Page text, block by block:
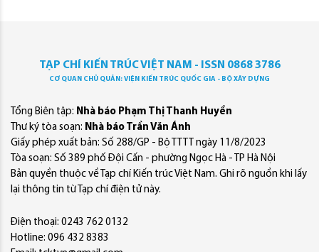
TẠP CHÍ KIẾN TRÚC VIỆT NAM - ISSN 0868 3786
CƠ QUAN CHỦ QUẢN: VIỆN KIẾN TRÚC QUỐC GIA - BỘ XÂY DỰNG
Tổng Biên tập: Nhà báo Phạm Thị Thanh Huyền
Thư ký tòa soạn: Nhà báo Trần Văn Ánh
Giấy phép xuất bản: Số 288/GP - Bộ TTTT ngày 11/8/2023
Tòa soạn: Số 389 phố Đội Cấn - phường Ngọc Hà - TP Hà Nội
Bản quyền thuộc về Tạp chí Kiến trúc Việt Nam. Ghi rõ nguồn khi lấy
lại thông tin từ Tạp chí điện tử này.
Điện thoại: 0243 762 0132
Hotline: 096 432 8383